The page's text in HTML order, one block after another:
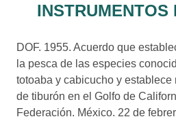
INSTRUMENTOS
DOF. 1955. Acuerdo que
la pesca de las especies
totoaba y cabicucho y establece
de tiburón en el Golfo de
Federación. México. 22 de